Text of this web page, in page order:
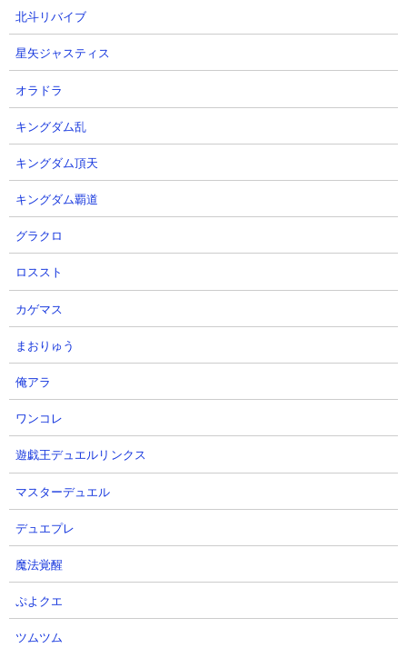
１．王子と死霊 にゃんまやアマテラスを使った攻
略
【出撃メンバー】
【攻略概要】
「hiro」さんの攻略動画です。にゃんコンボは資金回りを強化、ノ
ーアイテム。編成の残り枠はにゃんま、アマテラス、ラスヴォー
ス、サテライト、カンカン、飛脚、ネコックマンケン、村長を入
れています。一戦目はサテライトとカンカンを主軸にしつつアマ
テラスとラスヴォースで援護していく形。ラスヴォースのロマン
砲は残念ながら不発ですが、有限沸きの雑魚処理さえ終わればあ
とは消化試合です。二戦目は序盤から積極的にネコックマンケン
やにゃんまを敵の懐に送り込み、早い段階でクオリネムの1体を仕
留めて戦局を楽にしています。
北斗リバイブ
星矢ジャスティス
オラドラ
キングダム乱
キングダム頂天
キングダム覇道
グラクロ
ロススト
カゲマス
まおりゅう
俺アラ
ワンコレ
遊戯王デュエルリンクス
マスターデュエル
デュエプレ
魔法覚醒
ぷよクエ
ツムツム